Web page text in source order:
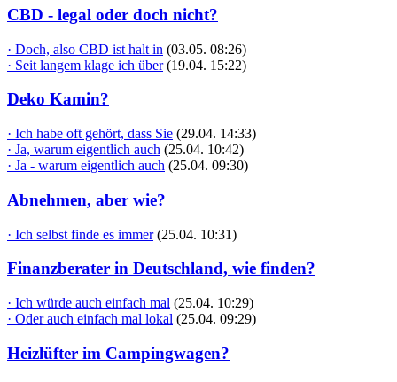
CBD - legal oder doch nicht?
· Doch, also CBD ist halt in (03.05. 08:26)
· Seit langem klage ich über (19.04. 15:22)
Deko Kamin?
· Ich habe oft gehört, dass Sie (29.04. 14:33)
· Ja, warum eigentlich auch (25.04. 10:42)
· Ja - warum eigentlich auch (25.04. 09:30)
Abnehmen, aber wie?
· Ich selbst finde es immer (25.04. 10:31)
Finanzberater in Deutschland, wie finden?
· Ich würde auch einfach mal (25.04. 10:29)
· Oder auch einfach mal lokal (25.04. 09:29)
Heizlüfter im Campingwagen?